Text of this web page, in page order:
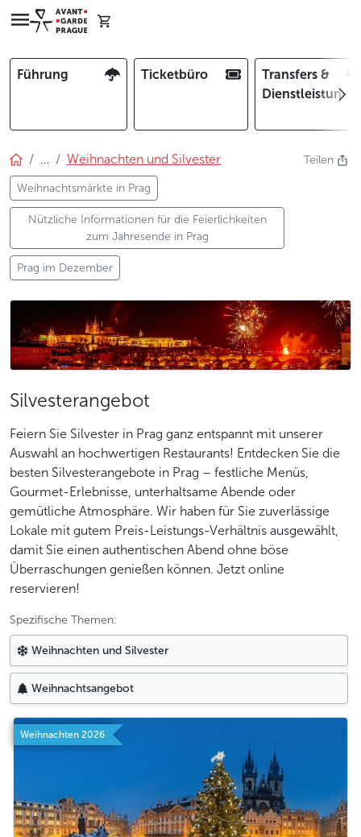
Führung Ticketbüro
Transfers &
… Weihnachten und Silvester
Weihnachtsmärkte in Prag
Nützliche Informationen für die Feierlichkeiten
zum Jahresende in Prag
Prag im Dezember
Teilen
Silvesterangebot
Feiern Sie Silvester in Prag ganz entspannt mit unserer
Auswahl an hochwertigen Restaurants! Entdecken Sie die
besten Silvesterangebote in Prag – festliche Menüs,
Gourmet-Erlebnisse, unterhaltsame Abende oder
gemütliche Atmosphäre. Wir haben für Sie zuverlässige
Lokale mit gutem Preis-Leistungs-Verhältnis ausgewählt,
damit Sie einen authentischen Abend ohne böse
Überraschungen genießen können. Jetzt online
reservieren!
Spezifische Themen:
Weihnachten und Silvester
Weihnachtsangebot
Weihnachten 2026